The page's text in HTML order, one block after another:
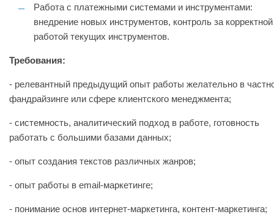
Работа с платежными системами и инструментами:
внедрение новых инструментов, контроль за корректной
работой текущих инструментов.
Требования:
- релевантный предыдущий опыт работы желательно в
фандрайзинге или сфере клиентского менеджмента;
- системность, аналитический подход в работе, готовность
работать с большими базами данных;
- опыт создания текстов различных жанров;
- опыт работы в email-маркетинге;
- понимание основ интернет-маркетинга, контент-маркетинга;